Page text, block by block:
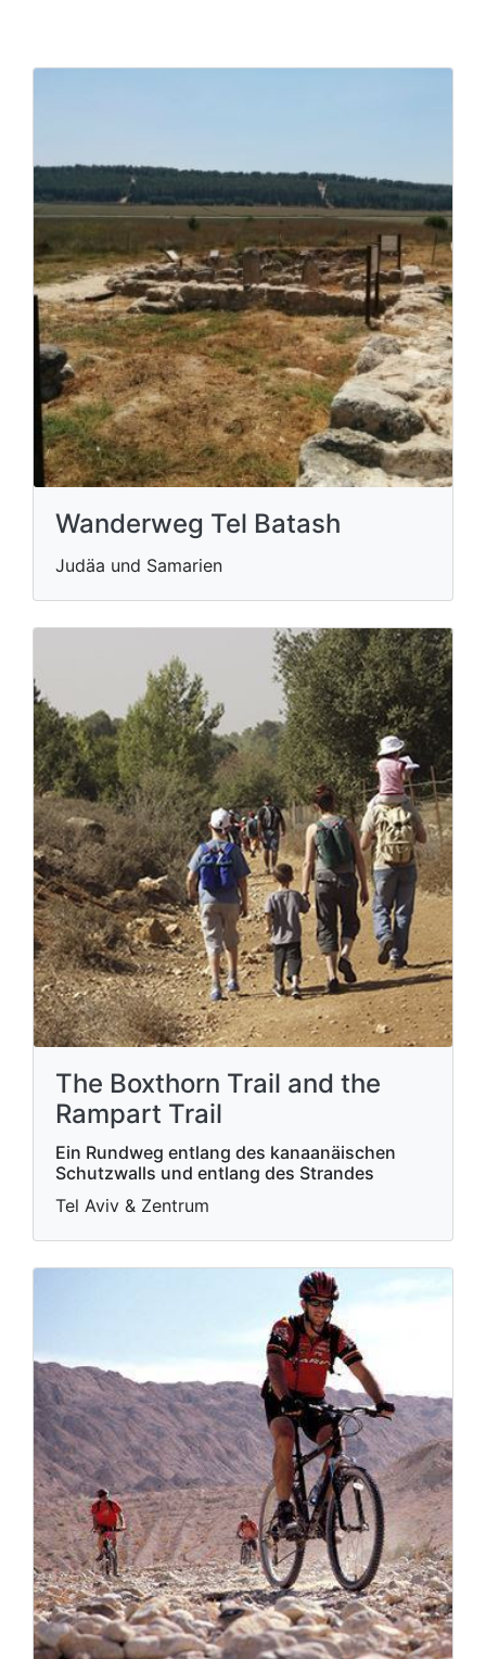
Wanderweg Tel Batash
Judäa und Samarien
The Boxthorn Trail and the
Rampart Trail
Ein Rundweg entlang des kanaanäischen
Schutzwalls und entlang des Strandes
Tel Aviv & Zentrum